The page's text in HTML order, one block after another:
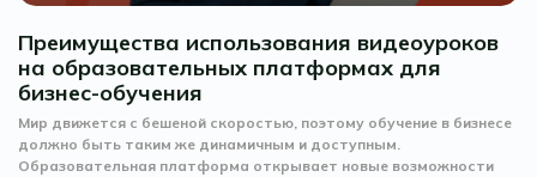
Преимущества использования видеоуроков
на образовательных платформах для
бизнес-обучения
Мир движется с бешеной скоростью, поэтому обучение в бизнесе
должно быть таким же динамичным и доступным.
Образовательная платформа открывает новые возможности